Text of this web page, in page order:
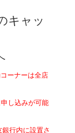
キャッ
ーナーは全店
し込みが可能
行内に設置さ